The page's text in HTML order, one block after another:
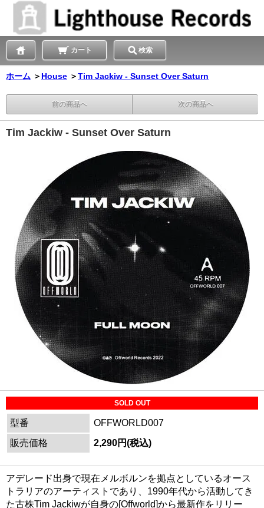
カート 検索
ホーム ＞ House ＞Tim Jackiw - Sunset Over Saturn
前の商品へ 次の商品へ
Tim Jackiw - Sunset Over Saturn
SOLD OUT
型番
OFFWORLD007
販売価格
2,290円(税込)
アデレード出身で現在メルボルンを拠点としているオース
トラリアのアーティストであり、1990年代から活動してき
た古株Tim Jackiwが自身の[Offworld]から最新作をリリー